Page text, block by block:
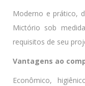
Moderno e prático,
Mictório sob
requisitos de seu
Vantagens ao
Econômico,